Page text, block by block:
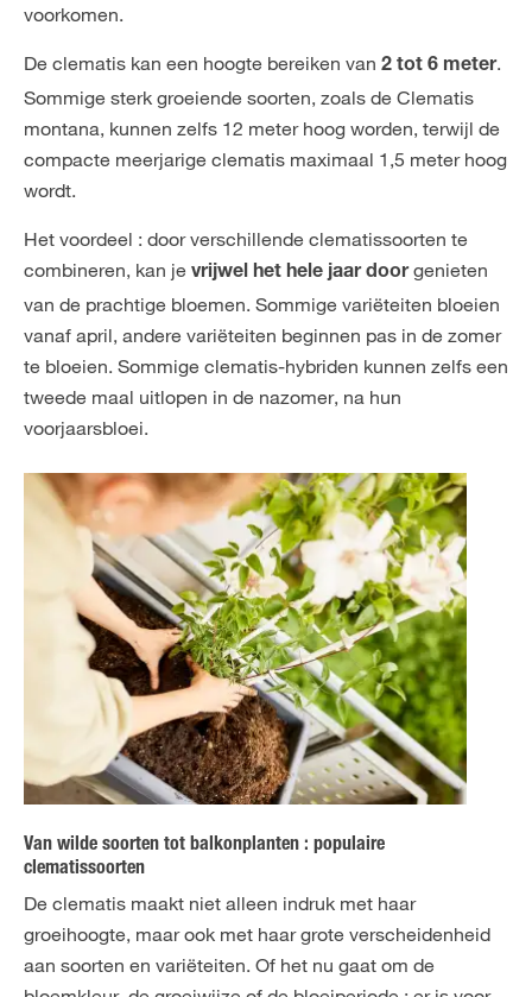
voorkomen.
De clematis kan een hoogte bereiken van 2 tot 6 meter.
Sommige sterk groeiende soorten, zoals de Clematis
montana, kunnen zelfs 12 meter hoog worden, terwijl de
compacte meerjarige clematis maximaal 1,5 meter hoog
wordt.
Het voordeel : door verschillende clematissoorten te
combineren, kan je vrijwel het hele jaar doorgenieten
van de prachtige bloemen. Sommige variëteiten bloeien
vanaf april, andere variëteiten beginnen pas in de zomer
te bloeien. Sommige clematis-hybriden kunnen zelfs een
tweede maal uitlopen in de nazomer, na hun
voorjaarsbloei.
Van wilde soorten tot balkonplanten : populaire
clematissoorten
De clematis maakt niet alleen indruk met haar
groeihoogte, maar ook met haar grote verscheidenheid
aan soorten en variëteiten. Of het nu gaat om de